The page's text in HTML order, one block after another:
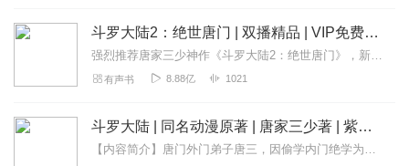
斗罗大陆2：绝世唐门 | 双播精品 | VIP免费有声小说
强烈推荐唐家三少神作《斗罗大陆2：绝世唐门》，新一代史莱克七怪续写唐门传奇！百万年魂兽，手握日月摘星辰的死灵圣法神，导致唐门衰落的全新魂导器。一切的神奇都将一...
有声书 8.88亿 1021
斗罗大陆 | 同名动漫原著 | 唐家三少著 | 紫襟领衔 | 黄金神树 | 多人有声剧
【内容简介】唐门外门弟子唐三，因偷学内门绝学为唐门所不容，跳崖明志时却发现没有死，反而以另外一个身份来到了另一个世界，一个属于武魂的世界，名叫斗罗大陆。这里没...